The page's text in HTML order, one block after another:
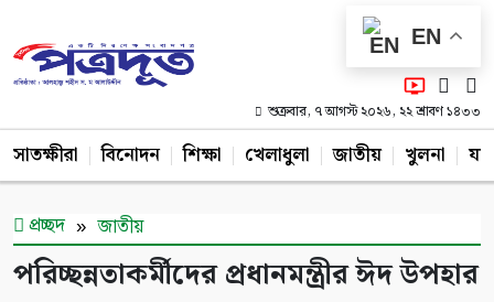
EN
শুক্রবার, ৭ আগস্ট ২০২৬, ২২ শ্রাবণ ১৪৩৩
সাতক্ষীরা বিনোদন শিক্ষা খেলাধুলা জাতীয় খুলনা
প্রচ্ছদ জাতীয়
পরিচ্ছন্নতাকর্মীদের প্রধানমন্ত্রীর ঈদ উপহার